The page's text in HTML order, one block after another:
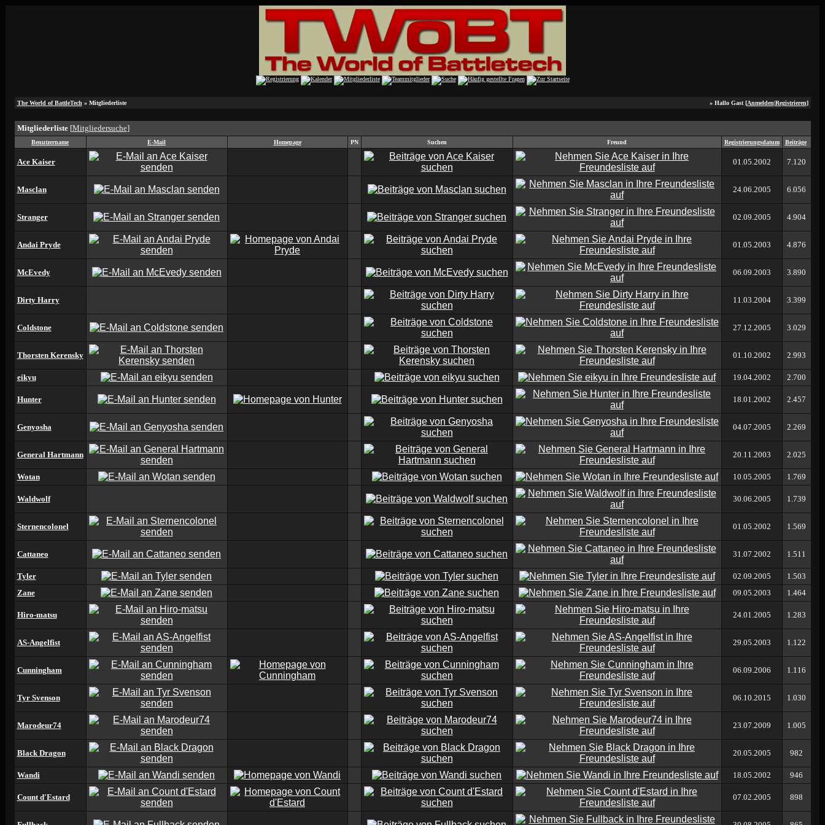
The World of BattleTech » Mitgliederliste » Hallo Gast [Anmelden|Registrieren]
Mitgliederliste[Mitgliedersuche]
Benutzername E-Mail Homepage PN Suchen Freund Registrierungsdatum Beiträge
Ace Kaiser 01.05.2002 7.120
Masclan 24.06.2005 6.056
Stranger 02.09.2005 4.904
Andai Pryde 01.05.2003 4.876
McEvedy 06.09.2003 3.890
Dirty Harry 11.03.2004 3.399
Coldstone 27.12.2005 3.029
Thorsten Kerensky 01.10.2002 2.993
eikyu 19.04.2002 2.700
Hunter 18.01.2002 2.457
Genyosha 04.07.2005 2.269
General Hartmann 20.11.2003 2.025
Wotan 10.05.2005 1.769
Waldwolf 30.06.2005 1.739
Sternencolonel 01.05.2002 1.569
Cattaneo 31.07.2002 1.511
Tyler 02.09.2005
1.503
Zane
09.05.2003 1.464
Hiro-matsu 24.01.2005 1.283
AS-Angelfist 29.05.2003 1.122
Cunningham 06.09.2006 1.116
Tyr Svenson 06.10.2015 1.030
Marodeur74 23.07.2009 1.005
Black Dragon 20.05.2005 982
Wandi 18.05.2002 946
Count d'Estard 07.02.2005 898